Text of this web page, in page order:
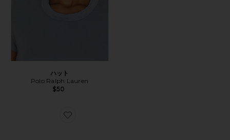
ハット
Polo Ralph Lauren
$50
Favorite GEL-1130 スニーカー